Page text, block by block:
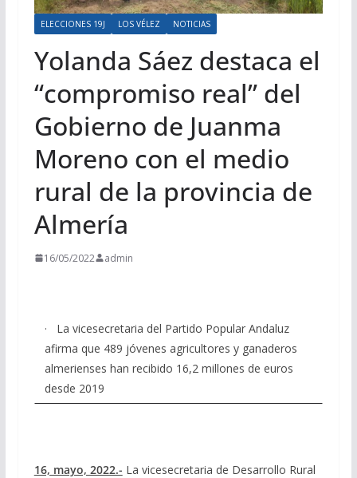
ELECCIONES 19J LOS VÉLEZ NOTICIAS
Yolanda Sáez destaca el
“compromiso real” del
Gobierno de Juanma
Moreno con el medio
rural de la provincia de
Almería
16/05/2022 admin
· La vicesecretaria del Partido Popular Andaluz
afirma que 489 jóvenes agricultores y ganaderos
almerienses han recibido 16,2 millones de euros
desde 2019
16, mayo, 2022.- La vicesecretaria de Desarrollo Rural